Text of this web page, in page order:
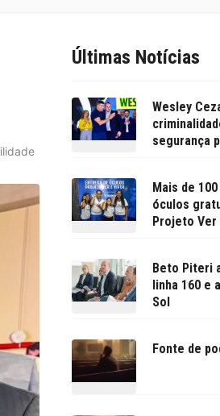
Últimas Notícias
Wesley
segurança
Mais de
óculos
Projeto Ver
Beto Piteri
linha 160 e
Sol
Fonte de